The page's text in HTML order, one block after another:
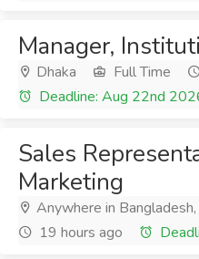
Manager,
Dhaka Full Time
Deadline: Aug 22nd
Sales
Marketing
Anywhere in Bangladesh,
19 hours ago